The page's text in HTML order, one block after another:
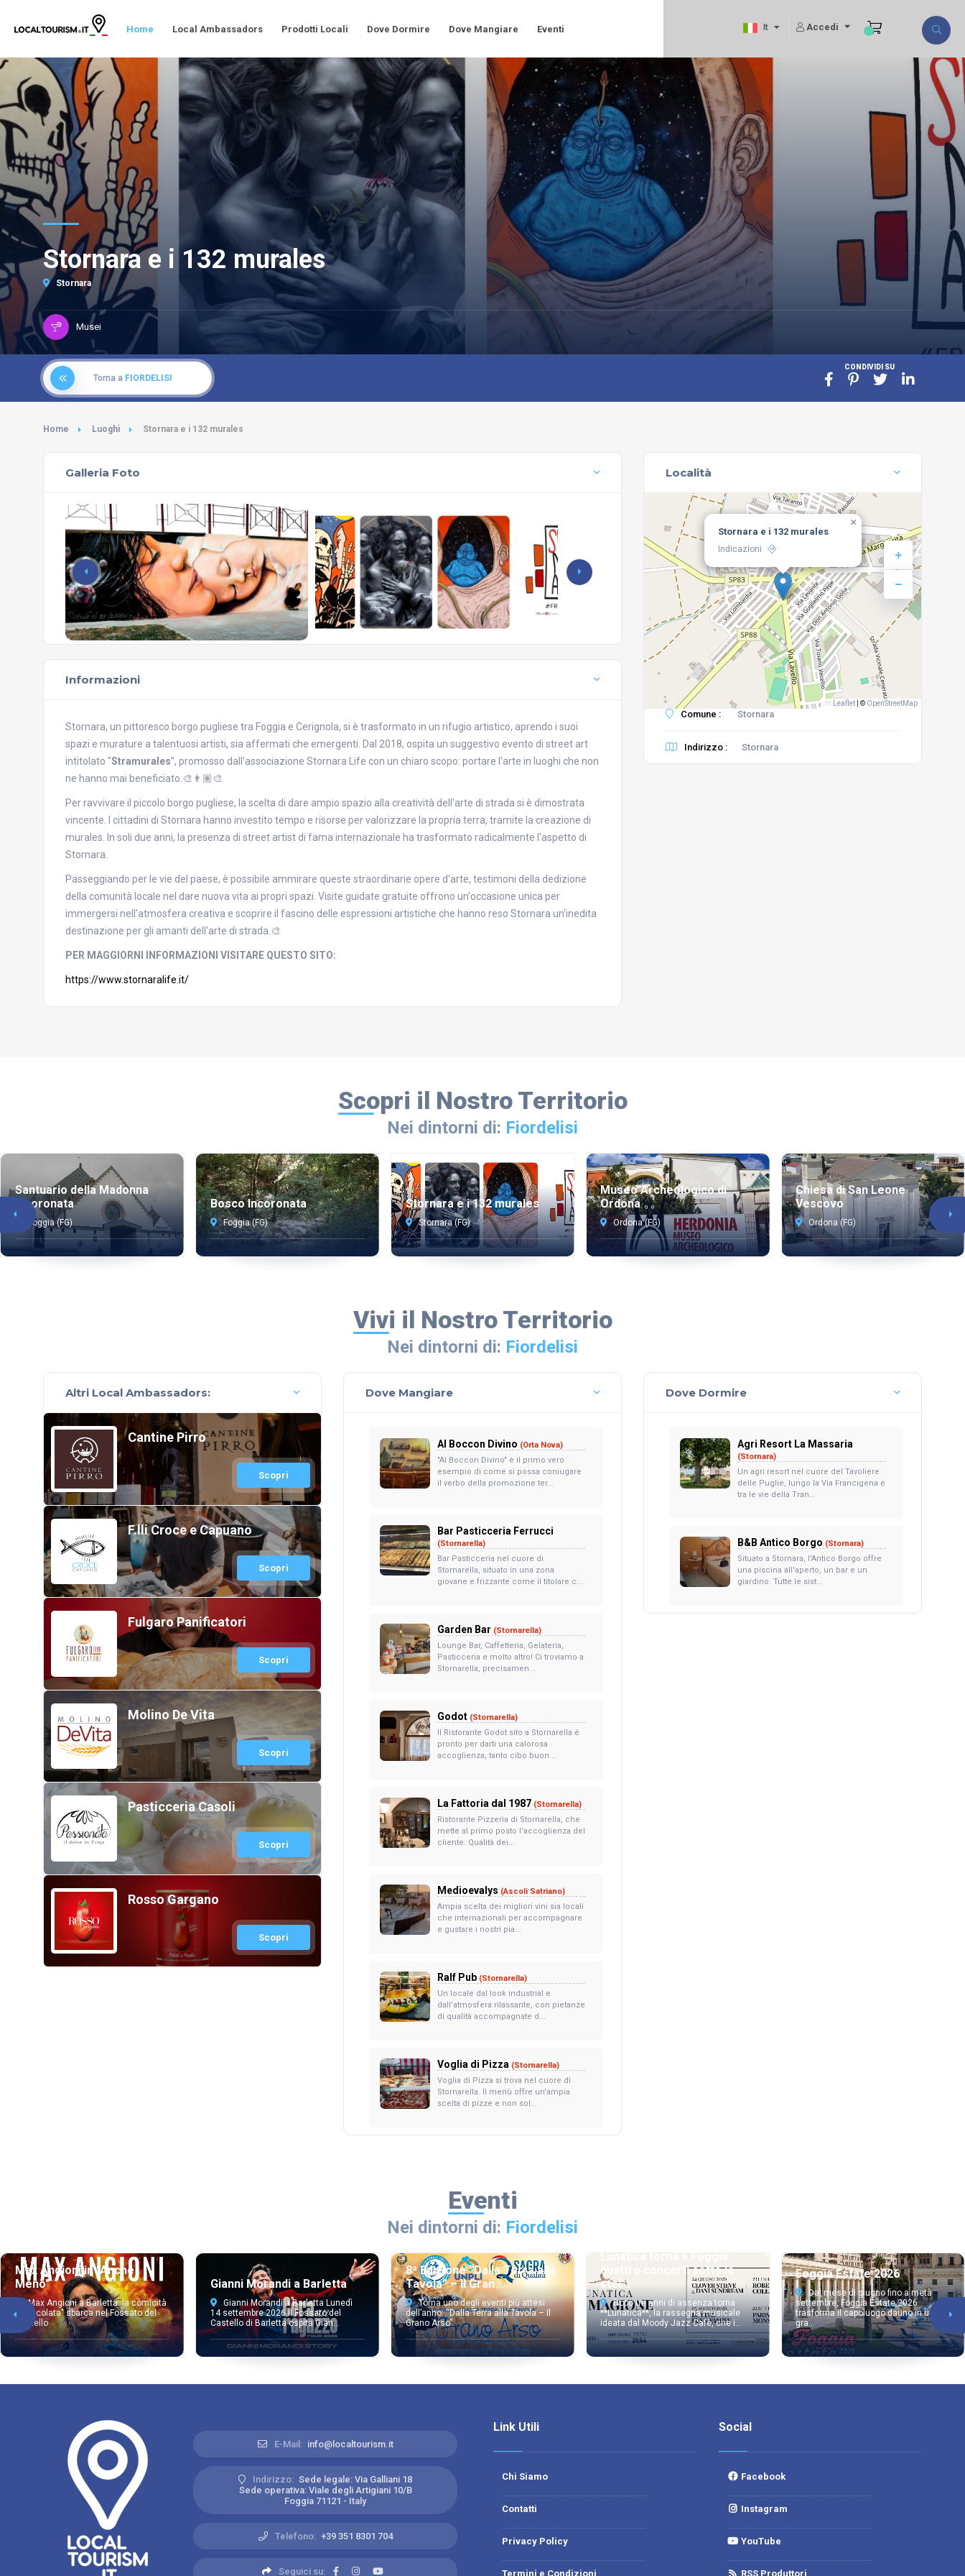
Accedi
It
Home Local Ambassadors Prodotti Locali Dove Dormire Dove Mangiare Eventi
Stornara e i 132 murales
Stornara
Musei
Torna a FIORDELISI
CONDIVIDI SU
Home Luoghi Stornara e i 132 murales
Galleria Foto
Informazioni
Stornara, un pittoresco borgo pugliese tra Foggia e Cerignola, si è trasformato in un rifugio artistico, aprendo i suoi
spazi e murature a talentuosi artisti, sia affermati che emergenti. Dal 2018, ospita un suggestivo evento di street art
intitolato "Stramurales", promosso dall'associazione Stornara Life con un chiaro scopo: portare l'arte in luoghi che non
ne hanno mai beneficiato.🎨​👨🏽‍🎨​
Per ravvivare il piccolo borgo pugliese, la scelta di dare ampio spazio alla creatività dell'arte di strada si è dimostrata
vincente. I cittadini di Stornara hanno investito tempo e risorse per valorizzare la propria terra, tramite la creazione di
murales. In soli due anni, la presenza di street artist di fama internazionale ha trasformato radicalmente l'aspetto di
Stornara.
Passeggiando per le vie del paese, è possibile ammirare queste straordinarie opere d'arte, testimoni della dedizione
della comunità locale nel dare nuova vita ai propri spazi. Visite guidate gratuite offrono un'occasione unica per
immergersi nell'atmosfera creativa e scoprire il fascino delle espressioni artistiche che hanno reso Stornara un'inedita
destinazione per gli amanti dell'arte di strada.🎨​
PER MAGGIORNI INFORMAZIONI VISITARE QUESTO SITO:
https://www.stornaralife.it/
Località
Stornara e i 132 murales
Indicazioni
×
Leaflet © OpenStreetMap
Comune : Stornara
Indirizzo : Stornara
Scopri il Nostro Territorio
Nei dintorni di: Fiordelisi
Santuario della Madonna
Incoronata
Foggia (FG)
Bosco Incoronata
Foggia (FG)
Stornara e i 132 murales
Stornara (FG)
Museo Archeologico di
Ordona
Ordona (FG)
Chiesa di San Leone
Vescovo
Ordona (FG)
Vivi il Nostro Territorio
Nei dintorni di: Fiordelisi
Altri Local Ambassadors:
Cantine Pirro
Scopri
F.lli Croce e Capuano
Scopri
Fulgaro Panificatori
Scopri
Molino De Vita
Scopri
Pasticceria Casoli
Scopri
Rosso Gargano
Scopri
Dove Mangiare
Al Boccon Divino (Orta Nova)
"Al Boccon Divino" è il primo vero
esempio di come si possa coniugare
il verbo della promozione ter...
Bar Pasticceria Ferrucci
(Stornarella)
Bar Pasticceria nel cuore di
Stornarella, situato in una zona
giovane e frizzante come il titolare c...
Garden Bar (Stornarella)
Lounge Bar, Caffetteria, Gelateria,
Pasticceria e molto altro! Ci troviamo a
Stornarella, precisamen...
Godot (Stornarella)
Il Ristorante Godot sito a Stornarella è
pronto per darti una calorosa
accoglienza, tanto cibo buon...
La Fattoria dal 1987 (Stornarella)
Ristorante Pizzeria di Stornarella, che
mette al primo posto l'accoglienza del
cliente. Qualità dei...
Medioevalys (Ascoli Satriano)
Ampia scelta dei migliori vini sia locali
che internazionali per accompagnare
e gustare i nostri pia...
Ralf Pub (Stornarella)
Un locale dal look industrial e
dall’atmosfera rilassante, con pietanze
di qualità accompagnate d...
Voglia di Pizza (Stornarella)
Voglia di Pizza si trova nel cuore di
Stornarella. Il menù offre un'ampia
scelta di pizze e non sol...
Dove Dormire
Agri Resort La Massaria
(Stornara)
Un agri resort nel cuore del Tavoliere
delle Puglie, lungo la Via Francigena e
tra le vie della Tran...
B&B Antico Borgo (Stornara)
Situato a Stornara, l'Antico Borgo offre
una piscina all'aperto, un bar e un
giardino. Tutte le sist...
Eventi
Nei dintorni di: Fiordelisi
Max Angioni in "Anche
Meno"
Max Angioni a Barletta: la comicità
"miracolata" sbarca nel Fossato del
Castello
Gianni Morandi a Barletta
Gianni Morandi a Barletta Lunedì
14 settembre 2026 il Fossato del
Castello di Barletta ospita Gian...
8ª Edizione “Dalla Terra alla
Tavola” – Il Gran...
Torna uno degli eventi più attesi
dell’anno: “Dalla Terra alla Tavola – Il
Grano Arso”
quattro concerti sotto le
stel...
Dopo tre anni di assenza torna
**Lunatica**, la rassegna musicale
ideata dal Moody Jazz Cafè, che i...
Foggia Estate 2026
Dal mese di giugno fino a metà
settembre, Foggia Estate 2026
trasforma il capoluogo dauno in un
gra...
E-Mail: info@localtourism.it
Indirizzo: Sede legale: Via Galliani 18
Sede operativa: Viale degli Artigiani 10/B
Foggia 71121 - Italy
Telefono: +39 351 8301 704
Seguici su:
Link Utili
Chi Siamo
Contatti
Privacy Policy
Termini e Condizioni
Social
Facebook
Instagram
YouTube
RSS Produttori